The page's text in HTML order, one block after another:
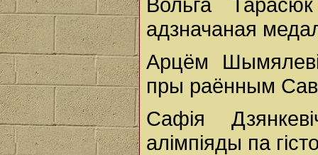
адзначаная
Арцём
пры раённым
Сафія
алімпіяды па